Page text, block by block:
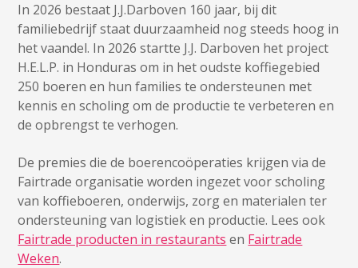
In 2026 bestaat J.J.Darboven 160 jaar, bij dit
familiebedrijf staat duurzaamheid nog steeds hoog in
het vaandel. In 2026 startte J.J. Darboven het project
H.E.L.P. in Honduras om in het oudste koffiegebied
250 boeren en hun families te ondersteunen met
kennis en scholing om de productie te verbeteren en
de opbrengst te verhogen.
De premies die de boerencoöperaties krijgen via de
Fairtrade organisatie worden ingezet voor scholing
van koffieboeren, onderwijs, zorg en materialen ter
ondersteuning van logistiek en productie. Lees ook
Fairtrade producten in restaurants en Fairtrade
Weken.